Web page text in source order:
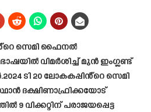
സെമി ഫൈനൽ
വിമർശിച്ച് മുൻ ഇംഗ്ലണ്ട്
ടി 20 ലോകകപ്പിൻ്റെ സെമി
ദക്ഷിണാഫ്രിക്കയോട്
വിക്കറ്റിന് പരാജയപ്പെട്ട